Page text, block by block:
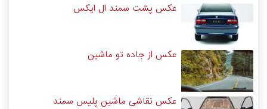
عکس پشت سمند ال ایکس
عکس از جاده تو ماشین
عکس نقاشی ماشین پلیس سمند